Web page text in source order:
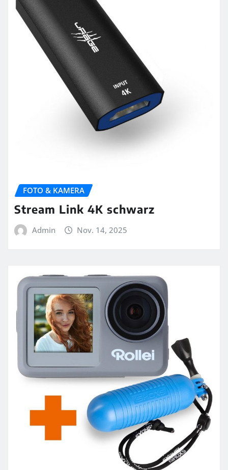
FOTO & KAMERA
Stream Link 4K schwarz
Admin Nov. 14, 2025